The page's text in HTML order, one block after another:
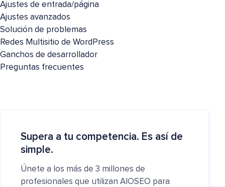
Ajustes de entrada/página
Ajustes avanzados
Solución de problemas
Redes Multisitio de WordPress
Ganchos de desarrollador
Preguntas frecuentes
Supera a tu competencia. Es así de
simple.
Únete a los más de 3 millones de
profesionales que utilizan AIOSEO para